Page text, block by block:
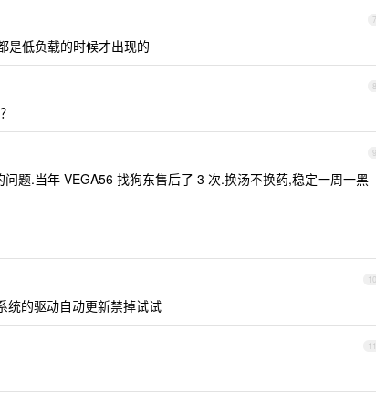
7
是低负载的时候才出现的
8
9
题.当年 VEGA56 找狗东售后了 3 次.换汤不换药,稳定一周一黑
10
统的驱动自动更新禁掉试试
11